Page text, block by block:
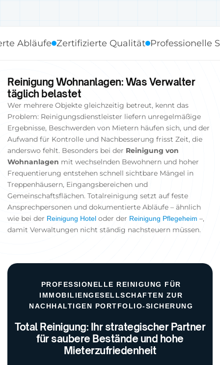
Zertifizierte Qualität Professionelle
Reinigung Wohnanlagen: Was Verwalter
täglich belastet
Wer mehrere Objekte gleichzeitig betreut, kennt das
Problem: Reinigungsdienstleister liefern unregelmäßige
Ergebnisse, Beschwerden von Mietern häufen sich, und der
Aufwand für Kontrolle und Nachbesserung frisst Zeit, die
anderswo fehlt. Besonders bei der Reinigung von
Wohnanlagen mit wechselnden Bewohnern und hoher
Frequentierung entstehen schnell sichtbare Mängel in
Treppenhäusern, Eingangsbereichen und
Gemeinschaftsflächen. Totalreinigung setzt auf feste
Ansprechpersonen und dokumentierte Abläufe – ähnlich
wie bei der Reinigung Hotel oder der Reinigung Pflegeheim –,
damit Verwaltungen nicht ständig nachsteuern müssen.
PROFESSIONELLE REINIGUNG FÜR
IMMOBILIENGESELLSCHAFTEN ZUR
NACHHALTIGEN PORTFOLIO-SICHERUNG
Total Reinigung: Ihr strategischer Partner
für saubere Bestände und hohe
Mieterzufriedenheit